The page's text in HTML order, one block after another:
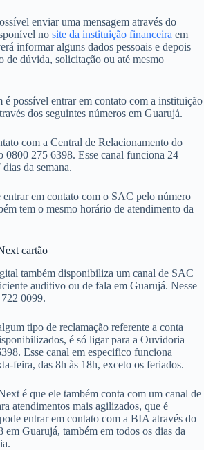
enviar uma mensagem através do
no site da instituição financeira em
informar alguns dados pessoais e depois
de dúvida, solicitação ou até mesmo
é possível entrar em contato com a instituição
dos seguintes números em Guarujá.
com a Central de Relacionamento do
0800 275 6398. Esse canal funciona 24
da semana.
entrar em contato com o SAC pelo número
tem o mesmo horário de atendimento da
cartão
também disponibiliza um canal de SAC
auditivo ou de fala em Guarujá. Nesse
0099.
tipo de reclamação referente a conta
é só ligar para a Ouvidoria
Esse canal em especifico funciona
feira, das 8h às 18h, exceto os feriados.
é que ele também conta com um canal de
atendimentos mais agilizados, que é
entrar em contato com a BIA através do
Guarujá, também em todos os dias da